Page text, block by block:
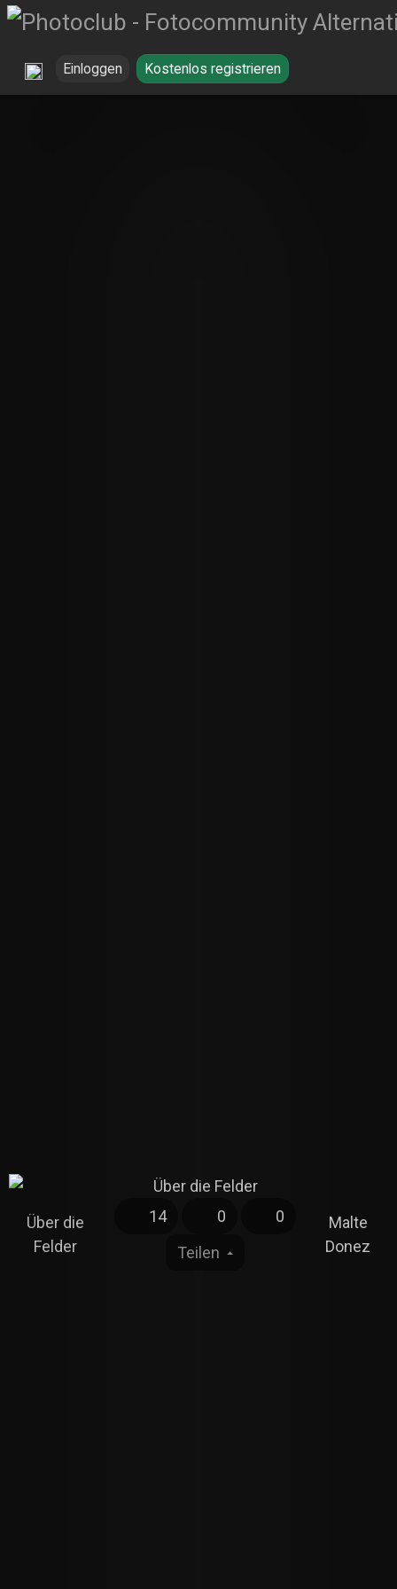
Einloggen Kostenlos registrieren
Über die
Felder
14 0
0
Teilen
Malte
Donez